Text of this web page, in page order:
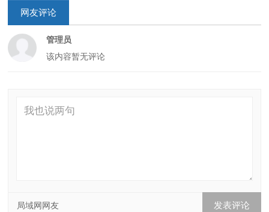
网友评论
管理员
该内容暂无评论
局域网网友